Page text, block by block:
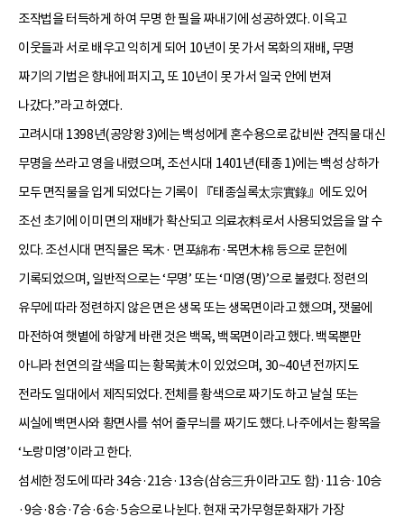
조작법을 터득하게 하여 무명 한 필을 짜내기에 성공하였다. 이윽고
이웃들과 서로 배우고 익히게 되어 10년이 못 가서 목화의 재배, 무명
짜기의 기법은 향내에 퍼지고, 또 10년이 못 가서 일국 안에 번져
나갔다.”라고 하였다.
고려시대 1398년(공양왕 3)에는 백성에게 혼수용으로 값비싼 견직물 대신
무명을 쓰라고 영을 내렸으며, 조선시대 1401년(태종 1)에는 백성 상하가
모두 면직물을 입게 되었다는 기록이 『태종실록太宗實錄』에도 있어
조선 초기에 이미 면의 재배가 확산되고 의료衣料로서 사용되었음을 알 수
있다. 조선시대 면직물은 목木· 면포綿布·목면木棉 등으로 문헌에
기록되었으며, 일반적으로는 ‘무명’ 또는 ‘미영(명)’으로 불렸다. 정련의
유무에 따라 정련하지 않은 면은 생목 또는 생목면이라고 했으며, 잿물에
마전하여 햇볕에 하얗게 바랜 것은 백목, 백목면이라고 했다. 백목뿐만
아니라 천연의 갈색을 띠는 황목黃木이 있었으며, 30~40년 전까지도
전라도 일대에서 제직되었다. 전체를 황색으로 짜기도 하고 날실 또는
씨실에 백면사와 황면사를 섞어 줄무늬를 짜기도 했다. 나주에서는 황목을
‘노랑미영’이라고 한다.
섬세한 정도에 따라 34승·21승·13승(삼승三升이라고도 함)·11승·10승
·9승·8승·7승·6승·5승으로 나뉜다. 현재 국가무형문화재가 가장